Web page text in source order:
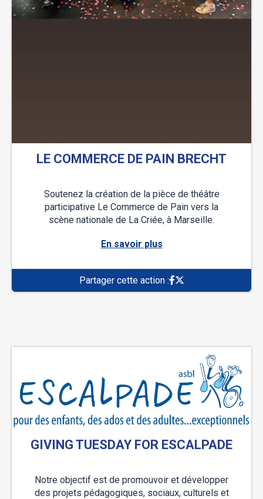
LE COMMERCE DE PAIN BRECHT
Soutenez la création de la pièce de théâtre
participative Le Commerce de Pain vers la
scène nationale de La Criée, à Marseille.
En savoir plus
Partager cette action :
GIVING TUESDAY FOR ESCALPADE
Notre objectif est de promouvoir et développer
des projets pédagogiques, sociaux, culturels et